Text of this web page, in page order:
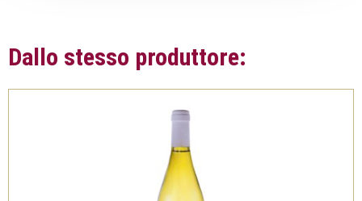
Dallo stesso produttore: